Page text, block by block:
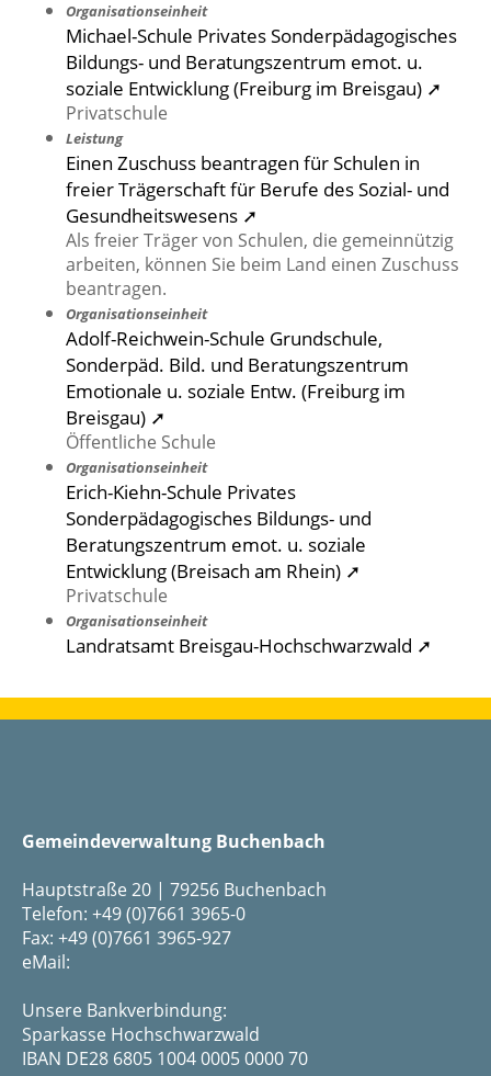
Organisationseinheit
Michael-Schule Privates Sonderpädagogisches
Bildungs- und Beratungszentrum emot. u.
soziale Entwicklung (Freiburg im Breisgau) ➚
Privatschule
Leistung
Einen Zuschuss beantragen für Schulen in
freier Trägerschaft für Berufe des Sozial- und
Gesundheitswesens ➚
Als freier Träger von Schulen, die gemeinnützig
arbeiten, können Sie beim Land einen Zuschuss
beantragen.
Organisationseinheit
Adolf-Reichwein-Schule Grundschule,
Sonderpäd. Bild. und Beratungszentrum
Emotionale u. soziale Entw. (Freiburg im
Breisgau) ➚
Öffentliche Schule
Organisationseinheit
Erich-Kiehn-Schule Privates
Sonderpädagogisches Bildungs- und
Beratungszentrum emot. u. soziale
Entwicklung (Breisach am Rhein) ➚
Privatschule
Organisationseinheit
Landratsamt Breisgau-Hochschwarzwald ➚
Gemeindeverwaltung Buchenbach
Hauptstraße 20 | 79256 Buchenbach
Telefon: +49 (0)7661 3965-0
Fax: +49 (0)7661 3965-927
eMail:
Unsere Bankverbindung:
Sparkasse Hochschwarzwald
IBAN DE28 6805 1004 0005 0000 70